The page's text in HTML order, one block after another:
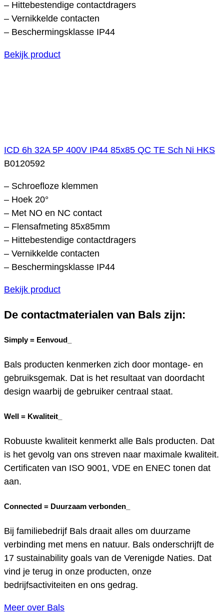
– Hittebestendige contactdragers
– Vernikkelde contacten
– Beschermingsklasse IP44
Bekijk product
ICD 6h 32A 5P 400V IP44 85x85 QC TE Sch Ni HKS
B0120592
– Schroefloze klemmen
– Hoek 20°
– Met NO en NC contact
– Flensafmeting 85x85mm
– Hittebestendige contactdragers
– Vernikkelde contacten
– Beschermingsklasse IP44
Bekijk product
De contactmaterialen van Bals zijn:
Simply = Eenvoud_
Bals producten kenmerken zich door montage- en
gebruiksgemak. Dat is het resultaat van doordacht
design waarbij de gebruiker centraal staat.
Well = Kwaliteit_
Robuuste kwaliteit kenmerkt alle Bals producten. Dat
is het gevolg van ons streven naar maximale kwaliteit.
Certificaten van ISO 9001, VDE en ENEC tonen dat
aan.
Connected = Duurzaam verbonden_
Bij familiebedrijf Bals draait alles om duurzame
verbinding met mens en natuur. Bals onderschrijft de
17 sustainability goals van de Verenigde Naties. Dat
vind je terug in onze producten, onze
bedrijfsactiviteiten en ons gedrag.
Meer over Bals